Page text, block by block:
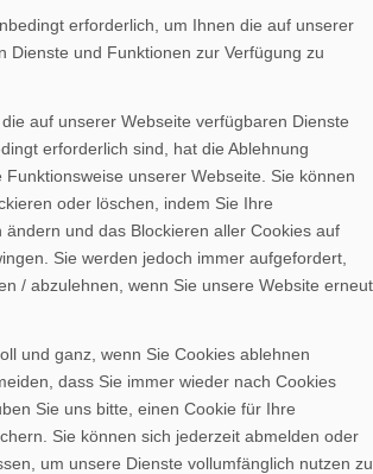
erforderlich, um Ihnen die auf unserer
Dienste und Funktionen zur Verfügung zu
auf unserer Webseite verfügbaren Dienste
erforderlich sind, hat die Ablehnung
Funktionsweise unserer Webseite. Sie können
oder löschen, indem Sie Ihre
ändern und das Blockieren aller Cookies auf
Sie werden jedoch immer aufgefordert,
/ abzulehnen, wenn Sie unsere Website erneut
und ganz, wenn Sie Cookies ablehnen
dass Sie immer wieder nach Cookies
Sie uns bitte, einen Cookie für Ihre
Sie können sich jederzeit abmelden oder
um unsere Dienste vollumfänglich nutzen zu